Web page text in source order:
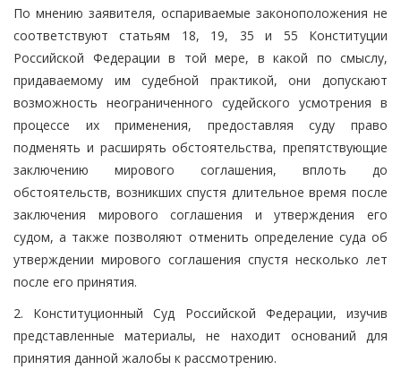
По мнению заявителя, оспариваемые законоположения не
соответствуют статьям 18, 19, 35 и 55 Конституции
Российской Федерации в той мере, в какой по смыслу,
придаваемому им судебной практикой, они допускают
возможность неограниченного судейского усмотрения в
процессе их применения, предоставляя суду право
подменять и расширять обстоятельства, препятствующие
заключению мирового соглашения, вплоть до
обстоятельств, возникших спустя длительное время после
заключения мирового соглашения и утверждения его
судом, а также позволяют отменить определение суда об
утверждении мирового соглашения спустя несколько лет
после его принятия.
2. Конституционный Суд Российской Федерации, изучив
представленные материалы, не находит оснований для
принятия данной жалобы к рассмотрению.